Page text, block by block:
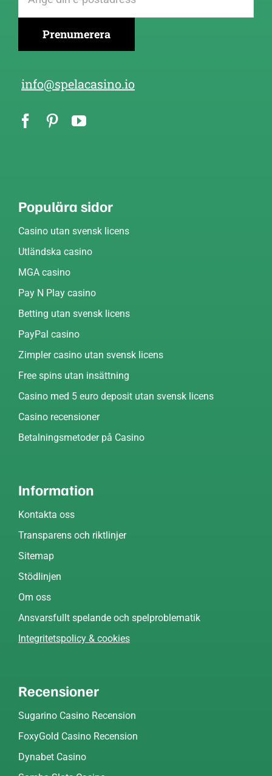
info@spelacasino.io
Populära sidor
Casino utan svensk licens
Utländska casino
MGA casino
Pay N Play casino
Betting utan svensk licens
PayPal casino
Zimpler casino utan svensk licens
Free spins utan insättning
Casino med 5 euro deposit utan svensk licens
Casino recensioner
Betalningsmetoder på Casino
Information
Kontakta oss
Transparens och riktlinjer
Sitemap
Stödlinjen
Om oss
Ansvarsfullt spelande och spelproblematik
Integritetspolicy & cookies
Recensioner
Sugarino Casino Recension
FoxyGold Casino Recension
Dynabet Casino